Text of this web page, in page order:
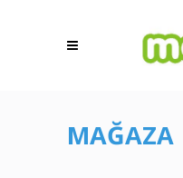
MAĞAZA